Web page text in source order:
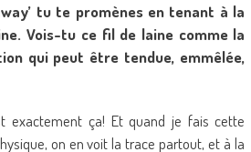
tu te promènes en tenant à la
Vois-tu ce fil de laine comme la
qui peut être tendue, emmêlée,
exactement ça! Et quand je fais cette
on en voit la trace partout, et à la